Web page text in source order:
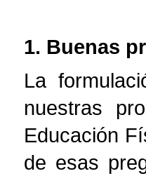
1. Buenas
La
nuestras
Educación
de esas